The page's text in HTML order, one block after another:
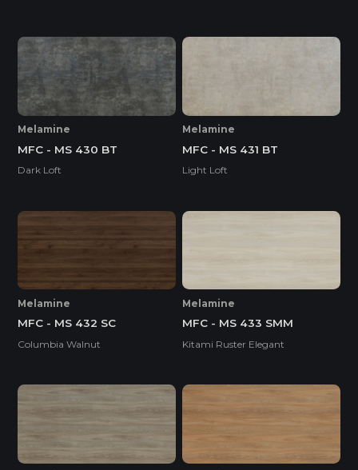
Melamine
MFC - MS 430 BT
Dark Loft
Melamine
MFC - MS 431 BT
Light Loft
Melamine
MFC - MS 432 SC
Columbia Walnut
Melamine
MFC - MS 433 SMM
Kitami Ruster Elegant